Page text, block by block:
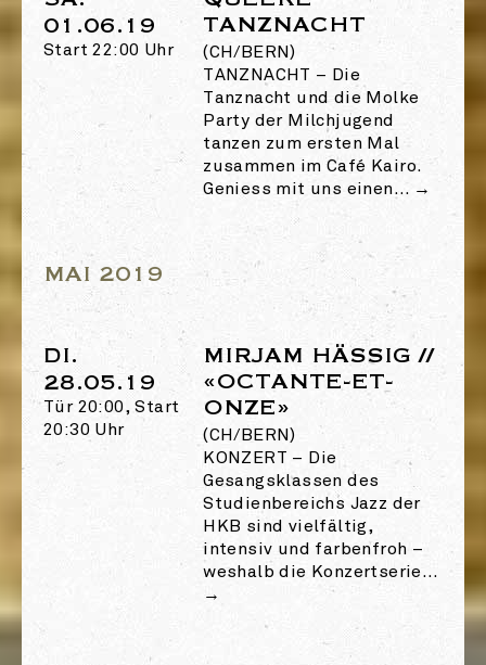
01.06.19
Start 22:00 Uhr
TANZNACHT
(CH/BERN)
TANZNACHT – Die
Tanznacht und die Molke
Party der Milchjugend
tanzen zum ersten Mal
zusammen im Café Kairo.
Geniess mit uns einen… →
MAI 2019
DI.
28.05.19
Tür 20:00, Start
20:30 Uhr
MIRJAM HÄSSIG //
«OCTANTE-ET-
ONZE»
(CH/BERN)
KONZERT – Die
Gesangsklassen des
Studienbereichs Jazz der
HKB sind vielfältig,
intensiv und farbenfroh –
weshalb die Konzertserie…
→